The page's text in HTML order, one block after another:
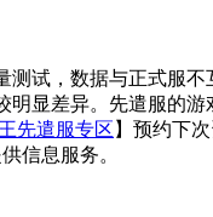
试，数据与正式服
显差异。先遣服的
先遣服专区 】预约下
信息服务。